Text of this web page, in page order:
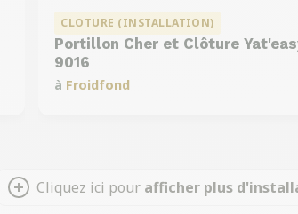
CLOTURE (INSTALLATION)
Portillon Cher et Clôture
9016
à Froidfond
Cliquez ici pour afficher plus